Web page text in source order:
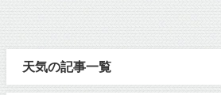
天気の記事一覧